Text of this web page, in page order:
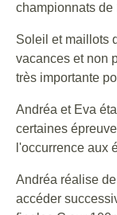
championnats
Soleil et maillots
vacances et non
très importante
Andréa et Eva
certaines
l'occurrence aux
Andréa réalise
accéder